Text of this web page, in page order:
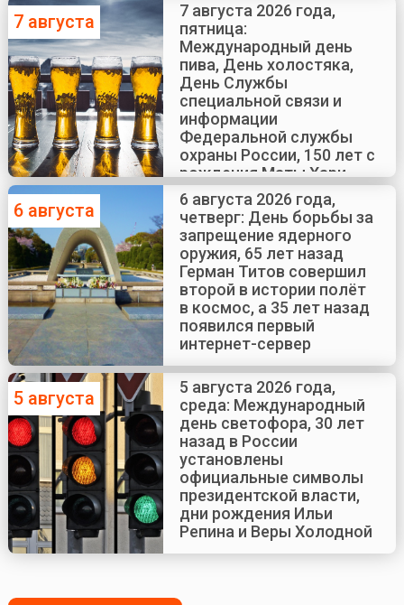
7 августа
7 августа 2026 года,
пятница:
Международный день
пива, День холостяка,
День Службы
специальной связи и
информации
Федеральной службы
охраны России, 150 лет с
рождения Маты Хари
6 августа
6 августа 2026 года,
четверг: День борьбы за
запрещение ядерного
оружия, 65 лет назад
Герман Титов совершил
второй в истории полёт
в космос, а 35 лет назад
появился первый
интернет-сервер
5 августа
5 августа 2026 года,
среда: Международный
день светофора, 30 лет
назад в России
установлены
официальные символы
президентской власти,
дни рождения Ильи
Репина и Веры Холодной